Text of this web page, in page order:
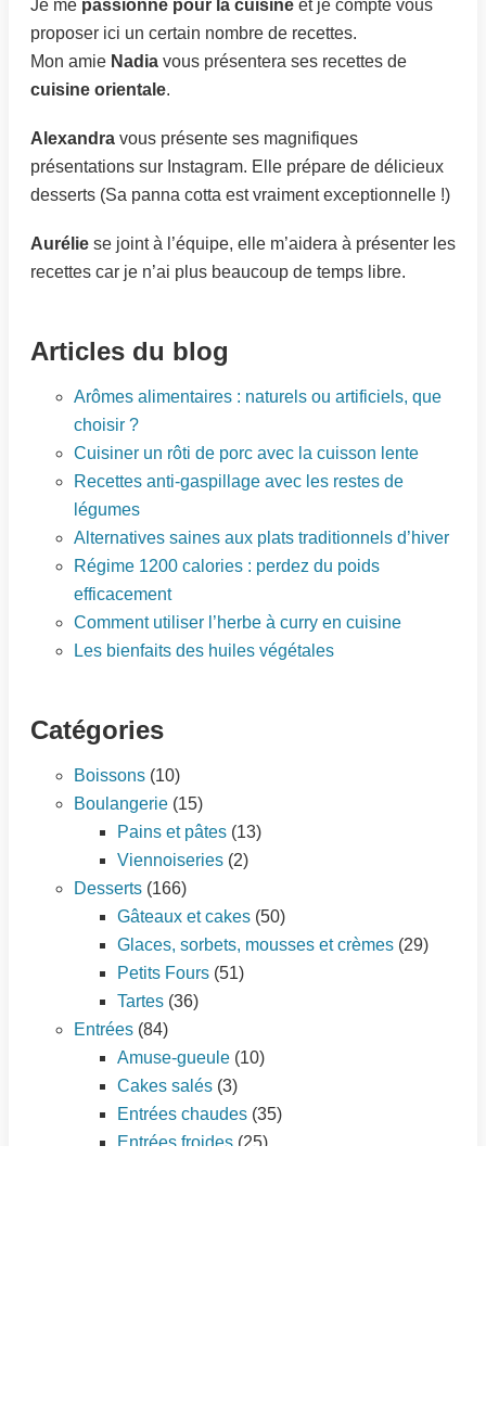
Je me passionne pour la cuisine et je compte vous
proposer ici un certain nombre de recettes.
Mon amie Nadia vous présentera ses recettes de
cuisine orientale.
Alexandra vous présente ses magnifiques
présentations sur Instagram. Elle prépare de délicieux
desserts (Sa panna cotta est vraiment exceptionnelle !)
Aurélie se joint à l’équipe, elle m’aidera à présenter les
recettes car je n’ai plus beaucoup de temps libre.
Articles du blog
Arômes alimentaires : naturels ou artificiels, que
choisir ?
Cuisiner un rôti de porc avec la cuisson lente
Recettes anti-gaspillage avec les restes de
légumes
Alternatives saines aux plats traditionnels d’hiver
Régime 1200 calories : perdez du poids
efficacement
Comment utiliser l’herbe à curry en cuisine
Les bienfaits des huiles végétales
Catégories
Boissons (10)
Boulangerie (15)
Pains et pâtes (13)
Viennoiseries (2)
Desserts (166)
Gâteaux et cakes (50)
Glaces, sorbets, mousses et crèmes (29)
Petits Fours (51)
Tartes (36)
Entrées (84)
Amuse-gueule (10)
Cakes salés (3)
Entrées chaudes (35)
Entrées froides (25)